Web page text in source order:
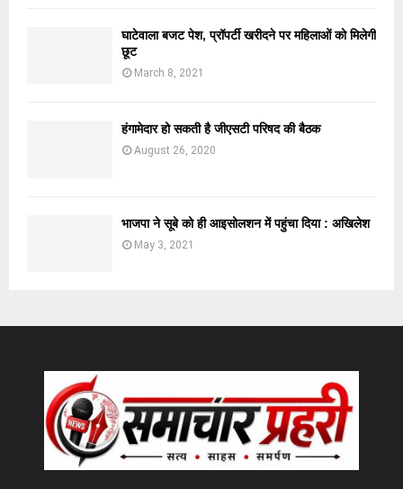
घाटेवाला बजट पेश, प्रॉपर्टी खरीदने पर महिलाओं को मिलेगी
छूट
March 8, 2021
हंगामेदार हो सकती है जीएसटी परिषद की बैठक
August 26, 2020
भाजपा ने सूबे को ही आइसोलशन में पहुंचा दिया : अखिलेश
May 3, 2021